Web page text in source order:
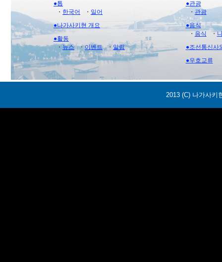
●톱
・ 한국어 ・ 일어
●나가사키현 개요
●활동
・ 뉴스・이벤트・ 알림
●관광
・ 관광
●음식
・ 음식 ・
●조선통신사
●우호교류
2013 (C) 나가사키